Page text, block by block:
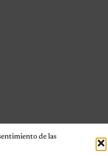
de las